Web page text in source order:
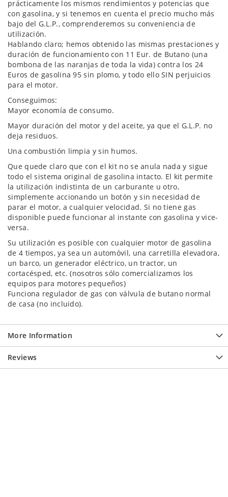
prácticamente los mismos rendimientos y potencias que
con gasolina, y si tenemos en cuenta el precio mucho más
bajo del G.L.P., comprenderemos su conveniencia de
utilización.
Hablando claro; hemos obtenido las mismas prestaciones y
duración de funcionamiento con 11 Eur. de Butano (una
bombona de las naranjas de toda la vida) contra los 24
Euros de gasolina 95 sin plomo, y todo ello SIN perjuicios
para el motor.
Conseguimos:
Mayor economía de consumo.
Mayor duración del motor y del aceite, ya que el G.L.P. no
deja residuos.
Una combustión limpia y sin humos.
Que quede claro que con el kit no se anula nada y sigue
todo el sistema original de gasolina intacto. El kit permite
la utilización indistinta de un carburante u otro,
simplemente accionando un botón y sin necesidad de
parar el motor, a cualquier velocidad. Si no tiene gas
disponible puede funcionar al instante con gasolina y vice-
versa.
Su utilización es posible con cualquier motor de gasolina
de 4 tiempos, ya sea un automóvil, una carretilla elevadora,
un barco, un generador eléctrico, un tractor, un
cortacésped, etc. (nosotros sólo comercializamos los
equipos para motores pequeños)
Funciona regulador de gas con válvula de butano normal
de casa (no incluido).
More Information
Reviews